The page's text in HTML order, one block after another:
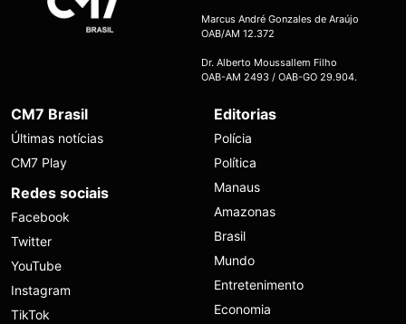
Marcus André Gonzales de Araújo
OAB/AM 12.372
Dr. Alberto Moussallem Filho
OAB-AM 2493 / OAB-GO 29.904.
CM7 Brasil
Últimas notícias
CM7 Play
Redes sociais
Facebook
Twitter
YouTube
Instagram
TikTok
Editorias
Polícia
Política
Manaus
Amazonas
Brasil
Mundo
Entretenimento
Economia